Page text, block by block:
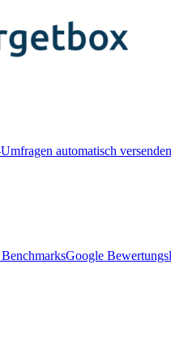
automatisch versenden
Google